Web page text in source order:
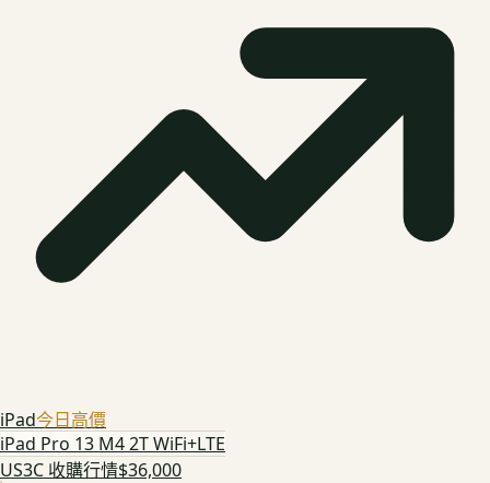
iPad今日高價
iPad Pro 13 M4 2T WiFi+LTE
US3C 收購行情$36,000